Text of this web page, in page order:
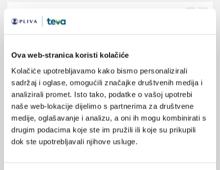
Ova web-stranica koristi kolačiće
Kolačiće upotrebljavamo kako bismo personalizirali
sadržaj i oglase, omogućili značajke društvenih medija i
analizirali promet. Isto tako, podatke o vašoj upotrebi
naše web-lokacije dijelimo s partnerima za društvene
medije, oglašavanje i analizu, a oni ih mogu kombinirati s
drugim podacima koje ste im pružili ili koje su prikupili
dok ste upotrebljavali njihove usluge.
puna nade
Pojednostavljeni algoritam probira za kritične
prirođene bolesti srca
31.07.2024.
Utječe li razina prenatalnog vitamina D na rizik od
pojave astme u djetinjstvu?